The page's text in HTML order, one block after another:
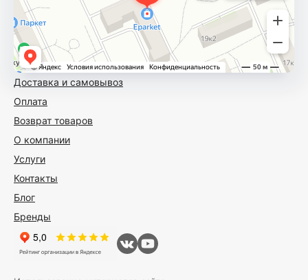
Доставка и самовывоз
Оплата
Возврат товаров
О компании
Услуги
Контакты
Блог
Бренды